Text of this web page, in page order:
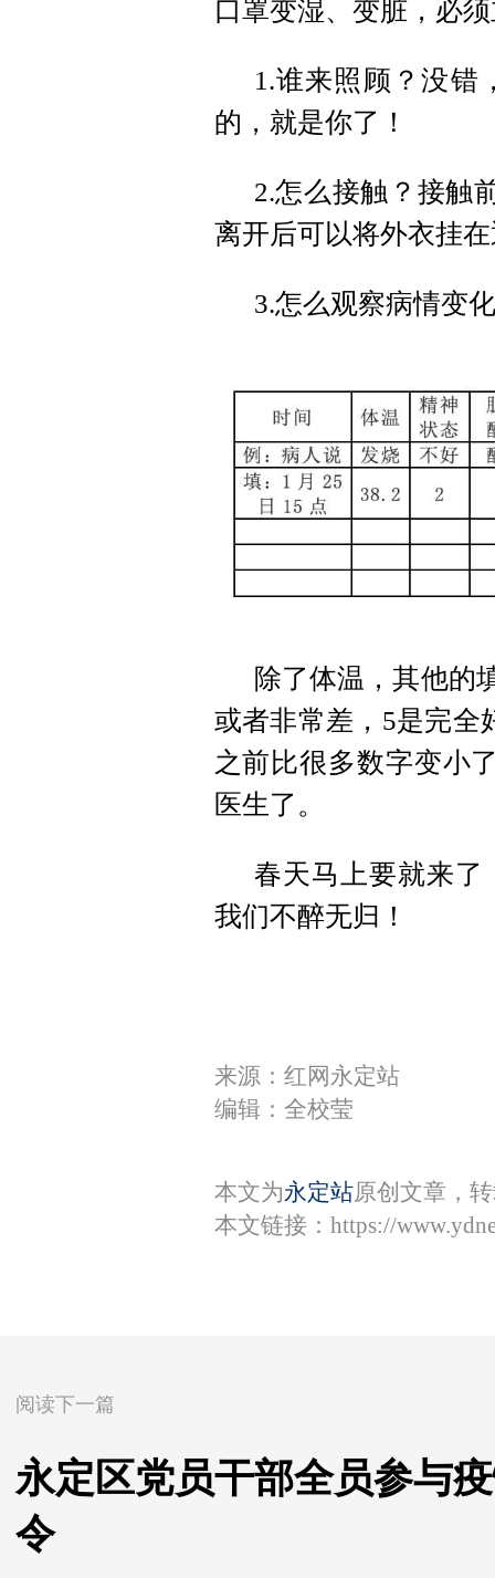
口罩变湿、变脏，必
1.谁来照顾？没错
的，就是你了！
2.怎么接触？接触
离开后可以将外衣挂
3.怎么观察病情变
除了体温，其他的
或者非常差，5是完全
之前比很多数字变小
医生了。
春天马上要就来了
我们不醉无归！
来源：红网永定站
编辑：全校莹
本文为永定站原创文章，
本文链接： https://
阅读下一篇
永定区党员干部全员参与
令